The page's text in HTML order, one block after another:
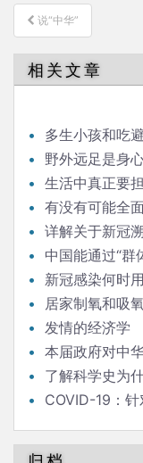
文
章
导
航
说“中华”
相关文章
多生小孩和吃
野外远足是身
发言生活中真正要
有没有可能全
详解关于新冠
中国能通过“群
新冠感染何时
居家制氧和吸
发情的经济学
本届政府对中
了解科学史为
COVID-19：